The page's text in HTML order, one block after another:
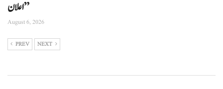
اعلان”
August 6, 2026
PREV NEXT